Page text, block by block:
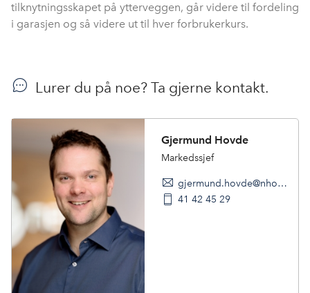
tilknytningsskapet på ytterveggen, går videre til fordeling
i garasjen og så videre ut til hver forbrukerkurs.
Lurer du på noe? Ta gjerne kontakt.
Gjermund Hovde
Markedssjef
gjermund.hovde@nho.no
41 42 45 29